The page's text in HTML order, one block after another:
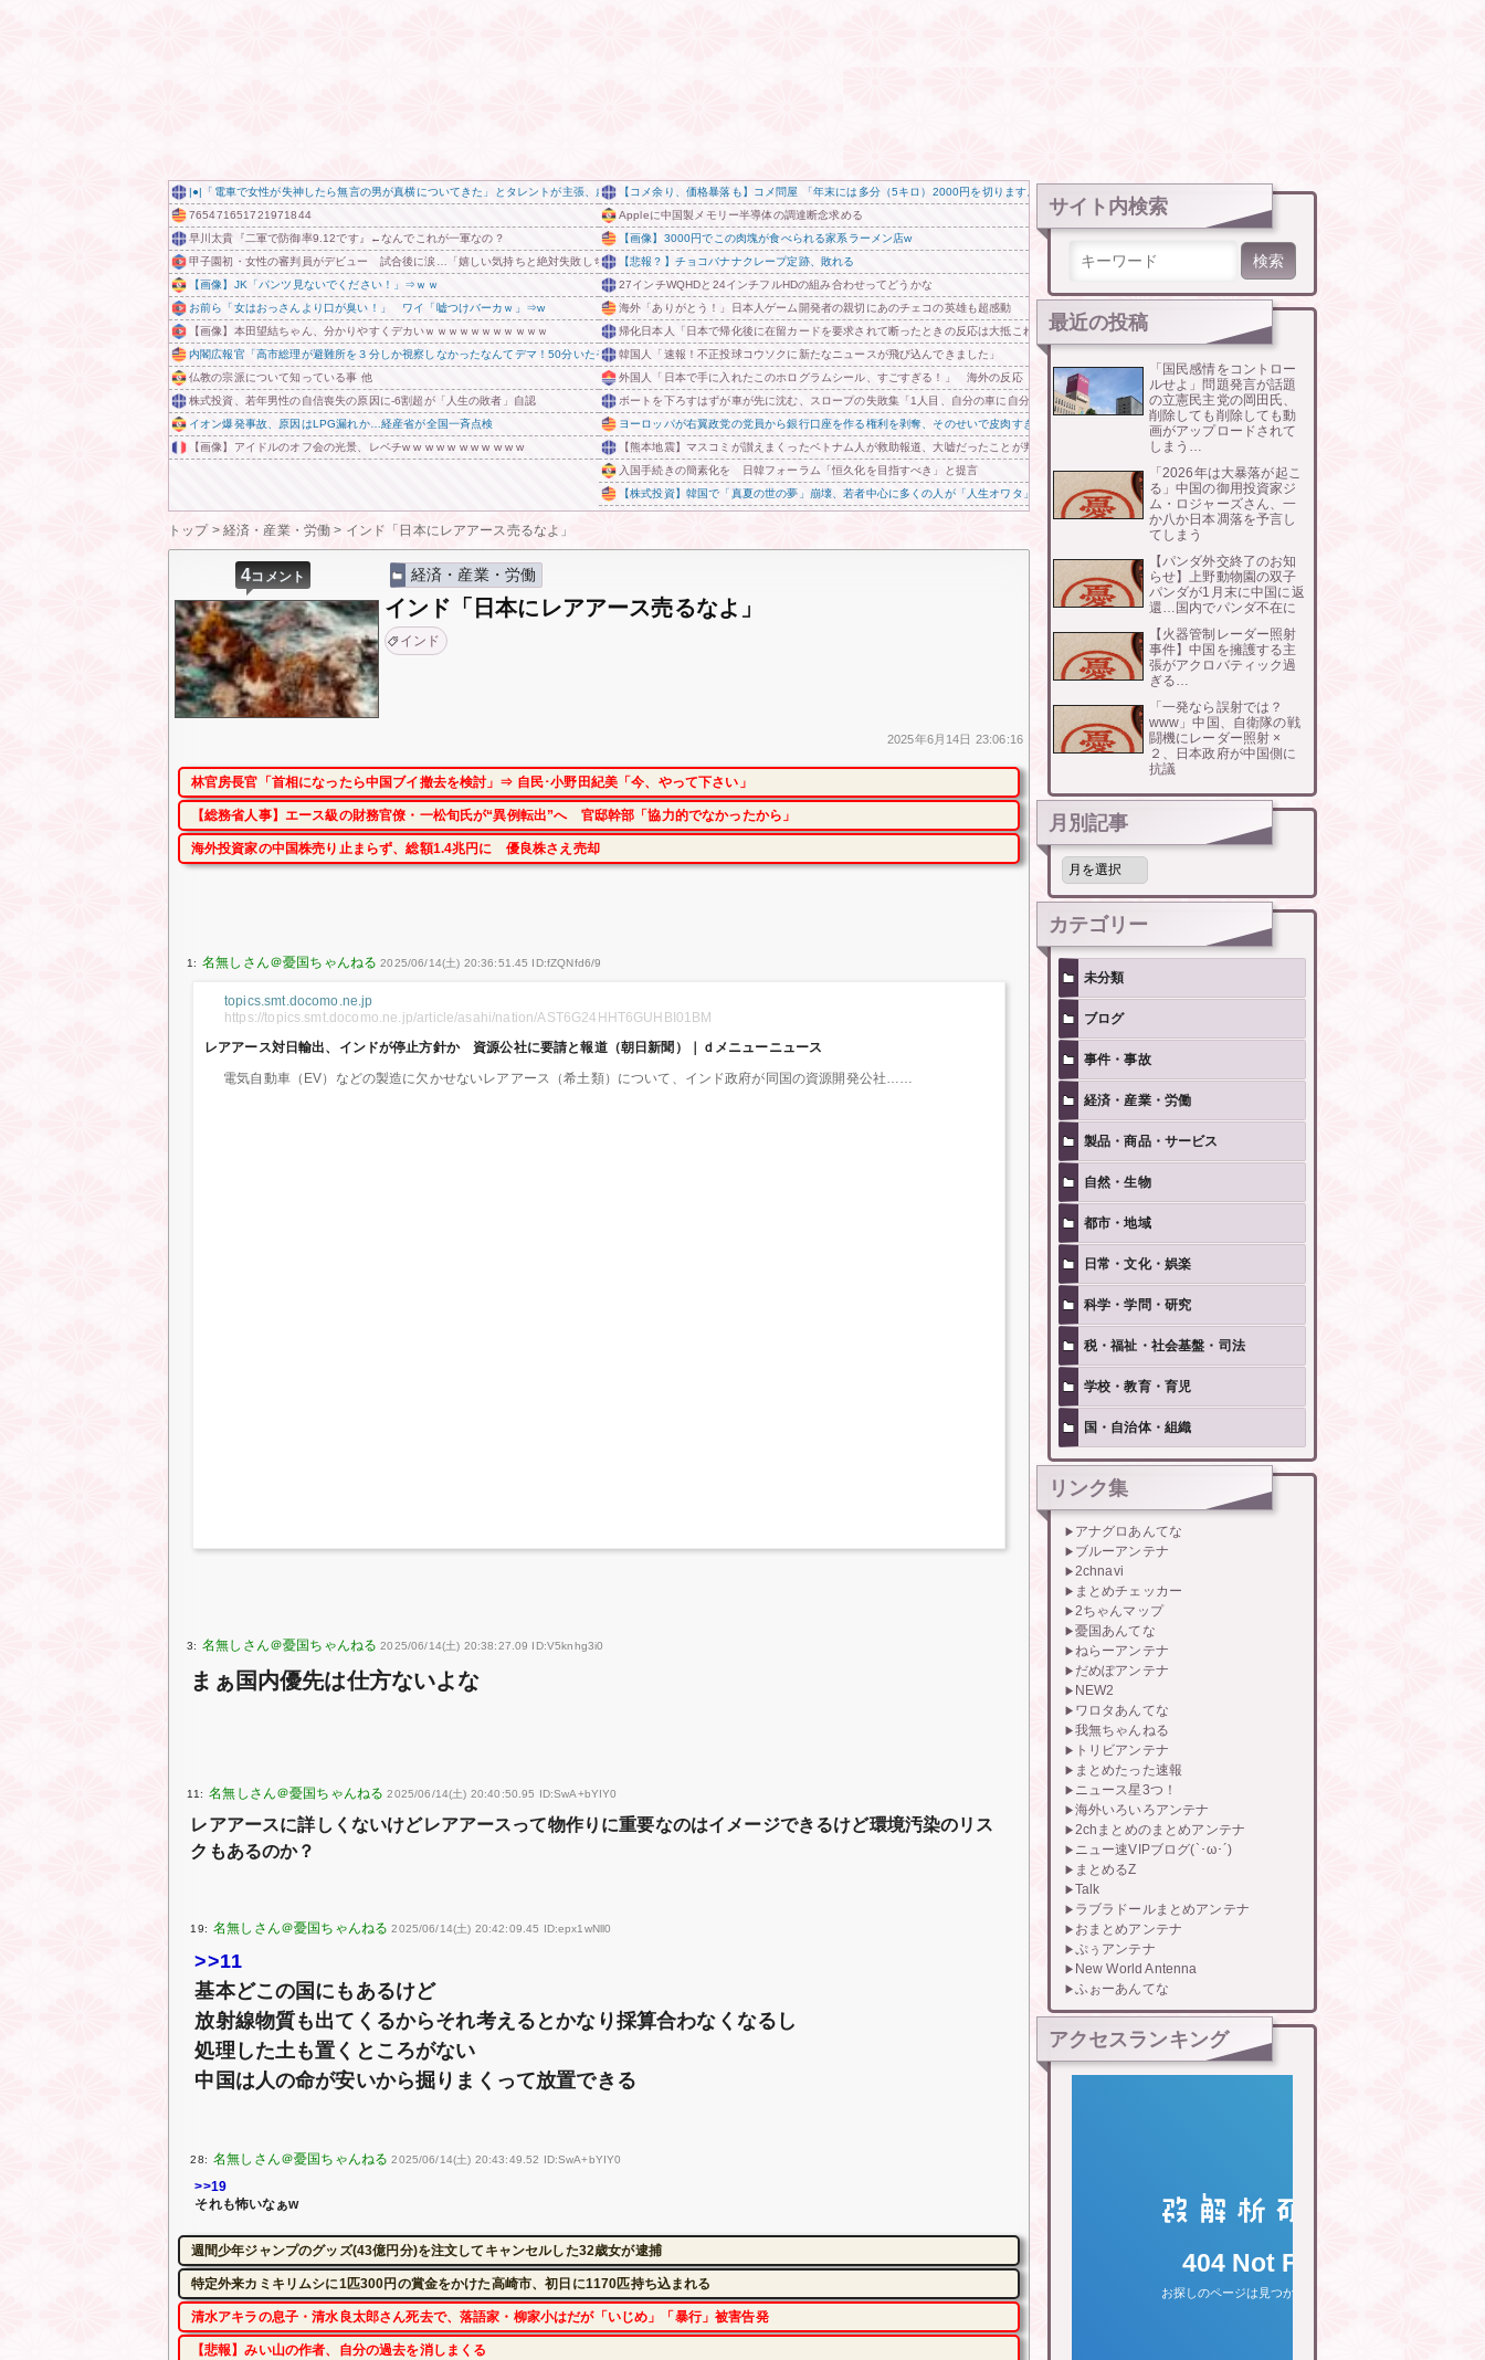
|●|「電車で女性が失神したら無言の男が真横についてきた」とタレントが主張、虚言疑惑が出ると「その男の垢を発見した」と追加主張するも……
765471651721971844
早川太貴『二軍で防御率9.12です』←なんでこれが一軍なの？
甲子園初・女性の審判員がデビュー 試合後に涙…「嬉しい気持ちと絶対失敗しちゃいけない、それだけでした」
【画像】JK「パンツ見ないでください！」⇒ｗｗ
お前ら「女はおっさんより口が臭い！」 ワイ「嘘つけバーカｗ」⇒w
【画像】本田望結ちゃん、分かりやすくデカいｗｗｗｗｗｗｗｗｗｗｗ
内閣広報官「高市総理が避難所を３分しか視察しなかったなんてデマ！50分いたぞ😡」 →事実上の視察は数分で正解
仏教の宗派について知っている事 他
株式投資、若年男性の自信喪失の原因に-6割超が「人生の敗者」自認
イオン爆発事故、原因はLPG漏れか…経産省が全国一斉点検
【画像】アイドルのオフ会の光景、レベチw w w w w w w w w w w
【コメ余り、価格暴落も】コメ問屋 「年末には多分（5キロ）2000円を切ります。年明けには、物によっては1000円切るのも出るかもしれません。農家さんが減ってしま
Appleに中国製メモリー半導体の調達断念求める
【画像】3000円でこの肉塊が食べられる家系ラーメン店w
【悲報？】チョコバナナクレープ定跡、敗れる
27インチWQHDと24インチフルHDの組み合わせってどうかな
海外「ありがとう！」日本人ゲーム開発者の親切にあのチェコの英雄も超感動
帰化日本人「日本で帰化後に在留カードを要求されて断ったときの反応は大抵これだ」
韓国人「速報！不正投球コウソクに新たなニュースが飛び込んできました」
外国人「日本で手に入れたこのホログラムシール、すごすぎる！」 海外の反応
ボートを下ろすはずが車が先に沈む、スロープの失敗集「1人目、自分の車に自分で轢かれかけてる」【海外の反応】
ヨーロッパが右翼政党の党員から銀行口座を作る権利を剥奪、そのせいで皮肉すぎる展開に突入しており……
【熊本地震】マスコミが讃えまくったベトナム人が救助報道、大嘘だったことが判明！！！日本人が救助活動してる所を勝手に動画撮り始めて勝手にマスコミに提供ｗｗ
入国手続きの簡素化を 日韓フォーラム「恒久化を目指すべき」と提言
【株式投資】韓国で「真夏の世の夢」崩壊、若者中心に多くの人が「人生オワタ」―中国メディア
トップ> 経済・産業・労働 > インド「日本にレアアース売るなよ」
4コメント 経済・産業・労働
インド「日本にレアアース売るなよ」
インド
2025年6月14日 23:06:16
林官房長官「首相になったら中国ブイ撤去を検討」⇒ 自民･小野田紀美「今、やって下さい」
【総務省人事】エース級の財務官僚・一松旬氏が“異例転出”へ 官邸幹部「協力的でなかったから」
海外投資家の中国株売り止まらず、総額1.4兆円に 優良株さえ売却
1: 2025/06/14(土) 20:36:51.45 ID:fZQNfd6/9
topics.smt.docomo.ne.jp
https://topics.smt.docomo.ne.jp/article/asahi/nation/AST6G24HHT6GUHBI01BM
レアアース対日輸出、インドが停止方針か 資源公社に要請と報道（朝日新聞）｜ｄメニューニュース
電気自動車（EV）などの製造に欠かせないレアアース（希土類）について、インド政府が同国の資源開発公社…
3: 2025/06/14(土) 20:38:27.09 ID:V5knhg3i0
まぁ国内優先は仕方ないよな
11: 2025/06/14(土) 20:40:50.95 ID:SwA+bYIY0
レアアースに詳しくないけどレアアースって物作りに重要なのはイメージできるけど環境汚染のリス
クもあるのか？
19: 2025/06/14(土) 20:42:09.45 ID:epx1wNll0
>>11
基本どこの国にもあるけど
放射線物質も出てくるからそれ考えるとかなり採算合わなくなるし
処理した土も置くところがない
中国は人の命が安いから掘りまくって放置できる
28: 2025/06/14(土) 20:43:49.52 ID:SwA+bYIY0
>>19
それも怖いなぁw
週間少年ジャンプのグッズ(43億円分)を注文してキャンセルした32歳女が逮捕
特定外来カミキリムシに1匹300円の賞金をかけた高崎市、初日に1170匹持ち込まれる
清水アキラの息子・清水良太郎さん死去で、落語家・柳家小はだが「いじめ」「暴行」被害告発
【悲報】みい山の作者、自分の過去を消しまくる
サイト内検索
最近の投稿
「国民感情をコントロー
ルせよ」問題発言が話題
の立憲民主党の岡田氏、
削除しても削除しても動
画がアップロードされて
しまう…
「2026年は大暴落が起こ
る」中国の御用投資家ジ
ム・ロジャーズさん、一
か八か日本凋落を予言し
てしまう
【パンダ外交終了のお知
らせ】上野動物園の双子
パンダが1月末に中国に返
還…国内でパンダ不在に
【火器管制レーダー照射
事件】中国を擁護する主
張がアクロバティック過
ぎる…
「一発なら誤射では？
www」中国、自衛隊の戦
闘機にレーダー照射 ×
２、日本政府が中国側に
抗議
月別記事
月
記
事
カテゴリー
未分類
ブログ
事件・事故
経済・産業・労働
製品・商品・サービス
自然・生物
都市・地域
日常・文化・娯楽
科学・学問・研究
税・福祉・社会基盤・司法
学校・教育・育児
国・自治体・組織
リンク集
アナグロあんてな
ブルーアンテナ
2chnavi
まとめチェッカー
2ちゃんマップ
憂国あんてな
ねらーアンテナ
だめぽアンテナ
NEW2
ワロタあんてな
我無ちゃんねる
トリビアンテナ
まとめたった速報
ニュース星3つ！
海外いろいろアンテナ
2chまとめのまとめアンテナ
ニュー速VIPブログ(`･ω･´)
まとめるZ
Talk
ラブラドールまとめアンテナ
おまとめアンテナ
ぷぅアンテナ
New World Antenna
ふぉーあんてな
アクセスランキング